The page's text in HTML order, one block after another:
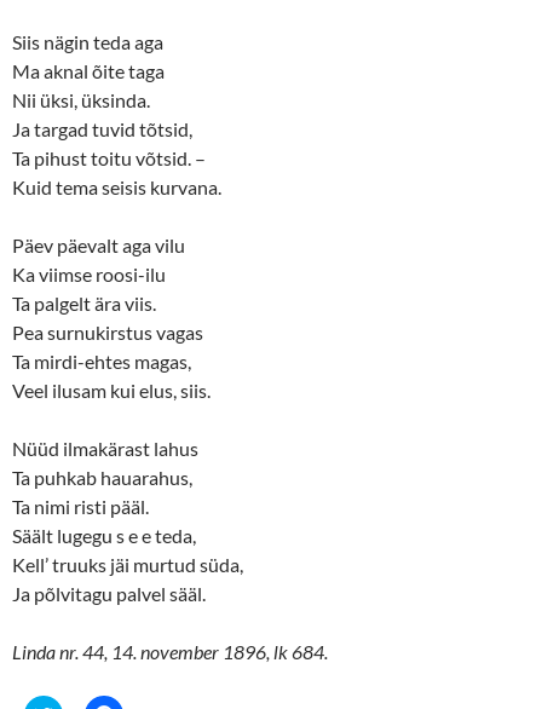
Siis nägin teda aga
Ma aknal õite taga
Nii üksi, üksinda.
Ja targad tuvid tõtsid,
Ta pihust toitu võtsid. –
Kuid tema seisis kurvana.
Päev päevalt aga vilu
Ka viimse roosi-ilu
Ta palgelt ära viis.
Pea surnukirstus vagas
Ta mirdi-ehtes magas,
Veel ilusam kui elus, siis.
Nüüd ilmakärast lahus
Ta puhkab hauarahus,
Ta nimi risti pääl.
Säält lugegu s e e teda,
Kell’ truuks jäi murtud süda,
Ja põlvitagu palvel sääl.
Linda nr. 44, 14. november 1896, lk 684.